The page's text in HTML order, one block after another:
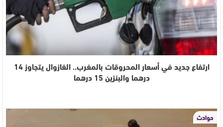
ارتفاع جديد في أسعار المحروقات بالمغرب.. الغازوال يتجاوز 14
درهما والبنزين 15 درهما
حوادث